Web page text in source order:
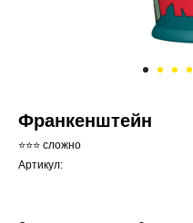
Франкенштейн
⭐⭐⭐ сложно
Артикул: